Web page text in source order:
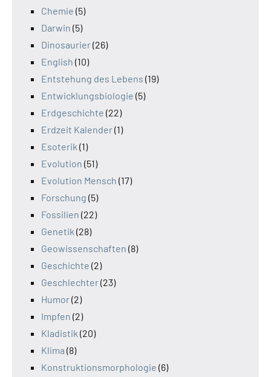
Chemie (5)
Darwin (5)
Dinosaurier(26)
English (10)
Entstehung des Lebens (19)
Entwicklungsbiologie (5)
Erdgeschichte (22)
Erdzeit Kalender(1)
Esoterik (1)
Evolution (51)
Evolution Mensch (17)
Forschung (5)
Fossilien (22)
Genetik (28)
Geowissenschaften (8)
Geschichte (2)
Geschlechter(23)
Humor(2)
Impfen (2)
Kladistik (20)
Klima (8)
Konstruktionsmorphologie (6)